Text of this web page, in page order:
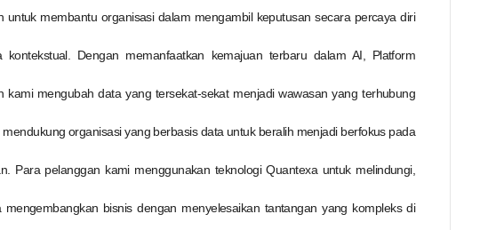
untuk membantu organisasi dalam mengambil keputusan secara percaya diri
kontekstual. Dengan memanfaatkan kemajuan terbaru dalam AI, Platform
kami mengubah data yang tersekat-sekat menjadi wawasan yang terhubung
organisasi yang berbasis data untuk beralih menjadi berfokus pada
Para pelanggan kami menggunakan teknologi Quantexa untuk melindungi,
mengembangkan bisnis dengan menyelesaikan tantangan yang kompleks di